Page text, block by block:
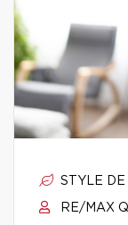
STYLE DE
RE/MAX